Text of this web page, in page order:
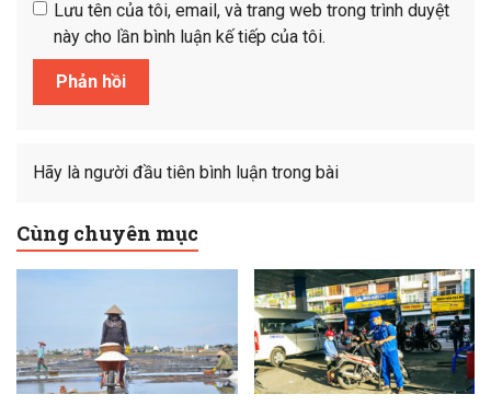
Lưu tên của tôi, email, và trang web trong trình duyệt
này cho lần bình luận kế tiếp của tôi.
Hãy là người đầu tiên bình luận trong bài
Cùng chuyên mục